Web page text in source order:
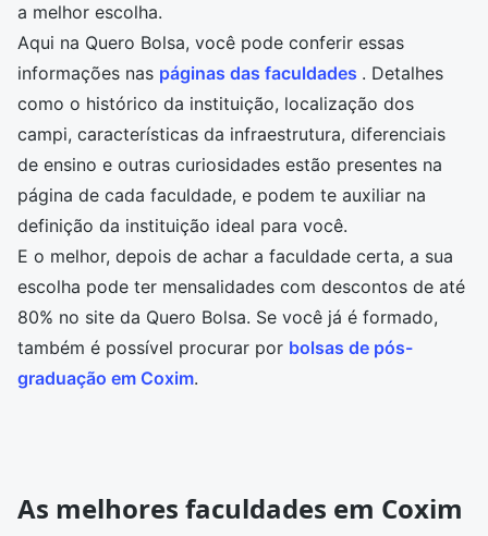
a melhor escolha.
Aqui na Quero Bolsa, você pode conferir essas
informações nas páginas das faculdades . Detalhes
como o histórico da instituição, localização dos
campi, características da infraestrutura, diferenciais
de ensino e outras curiosidades estão presentes na
página de cada faculdade, e podem te auxiliar na
definição da instituição ideal para você.
E o melhor, depois de achar a faculdade certa, a sua
escolha pode ter mensalidades com descontos de até
80% no site da Quero Bolsa. Se você já é formado,
também é possível procurar por bolsas de pós-
graduação em Coxim.
As melhores faculdades em Coxim